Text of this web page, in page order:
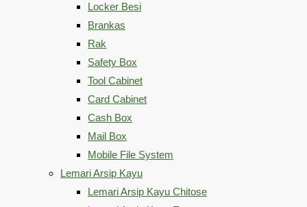
Locker Besi
Brankas
Rak
Safety Box
Tool Cabinet
Card Cabinet
Cash Box
Mail Box
Mobile File System
Lemari Arsip Kayu
Lemari Arsip Kayu Chitose